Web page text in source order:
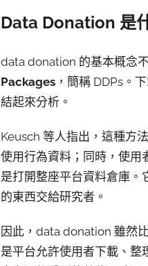
Data Donation 是
data donation 的基本概念
Packages ，簡稱 DDPs。
結起來分析。
Keusch 等人指出，這種方
使用行為資料；同時，使
是打開整座平台資料倉庫。
的東西交給研究者。
因此，data donation 雖然
是平台允許使用者下載、整